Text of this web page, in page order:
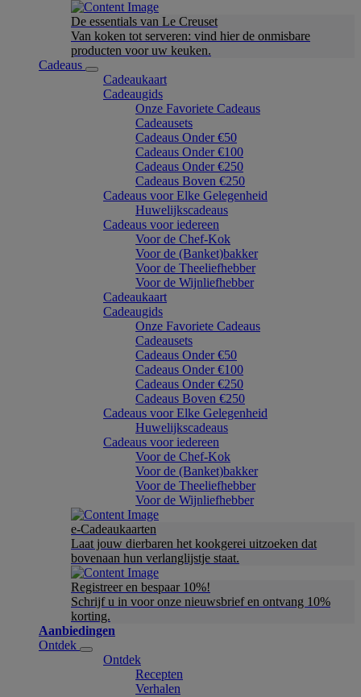
De essentials van Le Creuset
Van koken tot serveren: vind hier de onmisbare
producten voor uw keuken.
Cadeaus
Cadeaukaart
Cadeaugids
Onze Favoriete Cadeaus
Cadeausets
Cadeaus Onder €50
Cadeaus Onder €100
Cadeaus Onder €250
Cadeaus Boven €250
Cadeaus voor Elke Gelegenheid
Huwelijkscadeaus
Cadeaus voor iedereen
Voor de Chef-Kok
Voor de (Banket)bakker
Voor de Theeliefhebber
Voor de Wijnliefhebber
Cadeaukaart
Cadeaugids
Onze Favoriete Cadeaus
Cadeausets
Cadeaus Onder €50
Cadeaus Onder €100
Cadeaus Onder €250
Cadeaus Boven €250
Cadeaus voor Elke Gelegenheid
Huwelijkscadeaus
Cadeaus voor iedereen
Voor de Chef-Kok
Voor de (Banket)bakker
Voor de Theeliefhebber
Voor de Wijnliefhebber
e-Cadeaukaarten
Laat jouw dierbaren het kookgerei uitzoeken dat
bovenaan hun verlanglijstje staat.
Registreer en bespaar 10%!
Schrijf u in voor onze nieuwsbrief en ontvang 10%
korting.
Aanbiedingen
Ontdek
Ontdek
Recepten
Verhalen